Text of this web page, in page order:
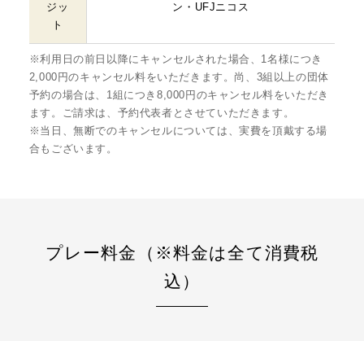
ジッ
ト
ン・UFJニコス
※利用日の前日以降にキャンセルされた場合、1名様につき
2,000円のキャンセル料をいただきます。尚、3組以上の団体
予約の場合は、1組につき8,000円のキャンセル料をいただき
ます。ご請求は、予約代表者とさせていただきます。
※当日、無断でのキャンセルについては、実費を頂戴する場
合もございます。
プレー料金（※料金は全て消費税
込）